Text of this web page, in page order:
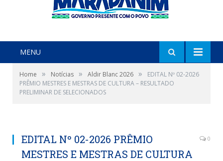
MENU
Home » Notícias » Aldir Blanc 2026 »
EDITAL Nº 02-2026
PRÊMIO MESTRES E MESTRAS DE CULTURA – RESULTADO
PRELIMINAR DE SELECIONADOS
EDITAL Nº 02-2026 PRÊMIO
MESTRES E MESTRAS DE CULTURA
0